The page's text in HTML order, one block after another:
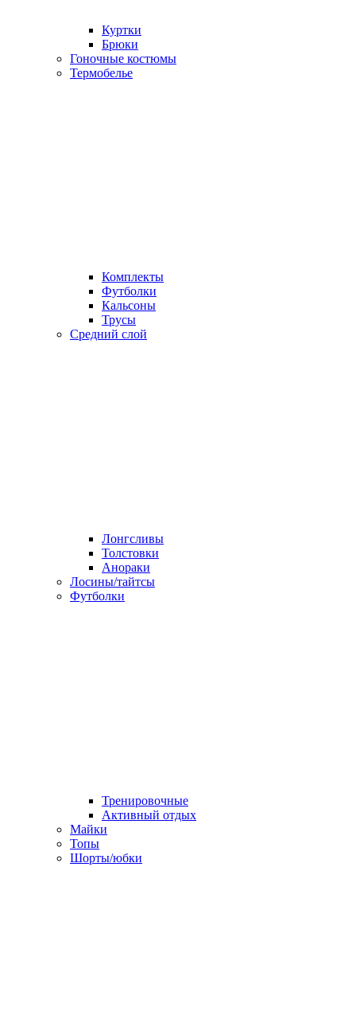
Куртки
Брюки
Гоночные костюмы
Термобелье
Комплекты
Футболки
Кальсоны
Трусы
Средний слой
Лонгсливы
Толстовки
Анораки
Лосины/тайтсы
Футболки
Тренировочные
Активный отдых
Майки
Топы
Шорты/юбки